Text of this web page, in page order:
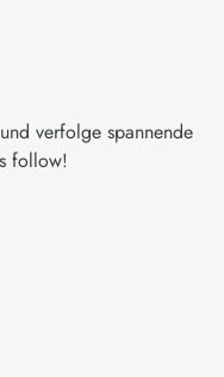
verfolge spannende
follow!